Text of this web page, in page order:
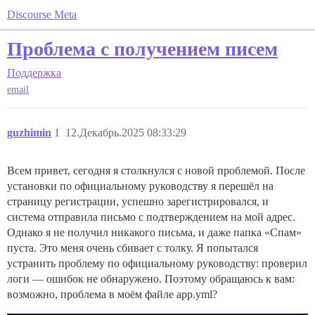
Discourse Meta
Проблема с получением писем
Поддержка
email
guzhimin 12.Декабрь.2025 08:33:29
1
Всем привет, сегодня я столкнулся с новой проблемой. После
установки по официальному руководству я перешёл на
страницу регистрации, успешно зарегистрировался, и
система отправила письмо с подтверждением на мой адрес.
Однако я не получил никакого письма, и даже папка «Спам»
пуста. Это меня очень сбивает с толку. Я попытался
устранить проблему по официальному руководству: проверил
логи — ошибок не обнаружено. Поэтому обращаюсь к вам:
возможно, проблема в моём файле app.yml?